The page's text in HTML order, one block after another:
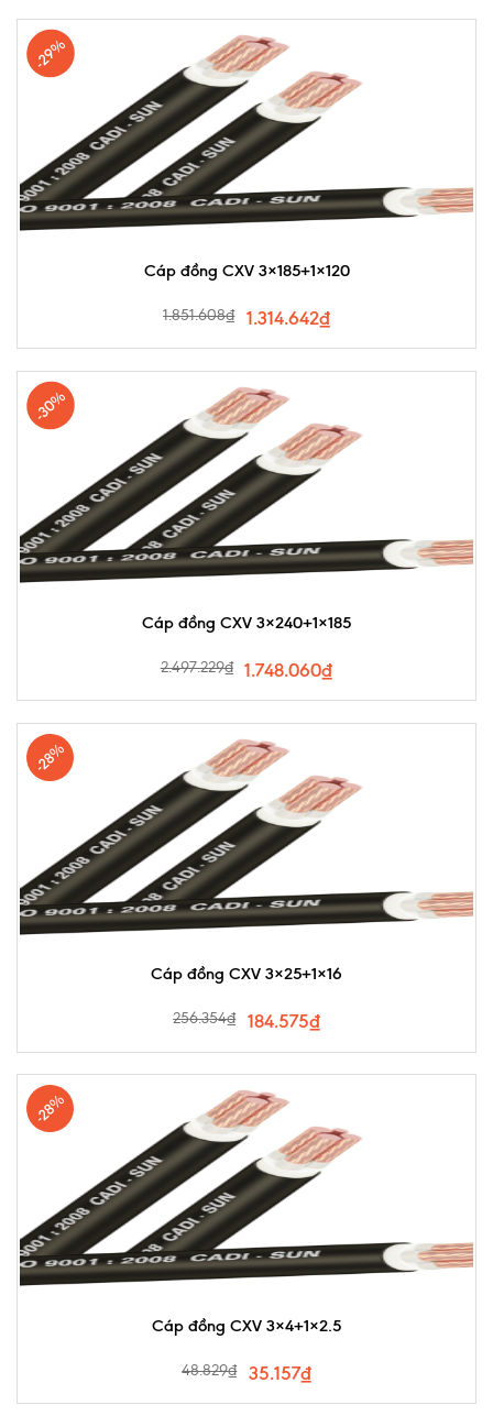
-29%
Cáp đồng CXV 3×185+1×120
1.851.608₫ 1.314.642₫
-30%
Cáp đồng CXV 3×240+1×185
2.497.229₫ 1.748.060₫
-28%
Cáp đồng CXV 3×25+1×16
256.354₫ 184.575₫
-28%
Cáp đồng CXV 3×4+1×2.5
48.829₫ 35.157₫